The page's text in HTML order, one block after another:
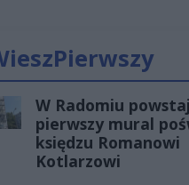
W Radomiu
pierwszy mural
księdzu Romanowi
Kotlarzowi